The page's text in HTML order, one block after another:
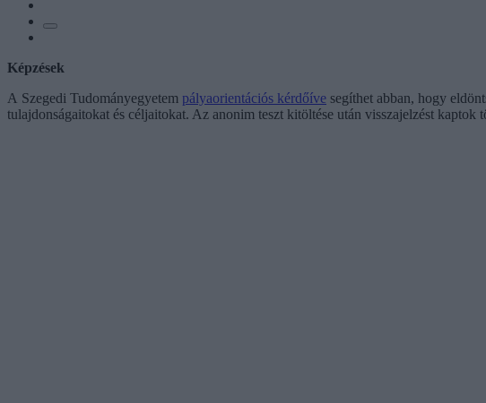
Képzések
A Szegedi Tudományegyetem pályaorientációs kérdőíve segíthet abban, hogy
tulajdonságaitokat és céljaitokat. Az anonim teszt kitöltése után visszajelzést